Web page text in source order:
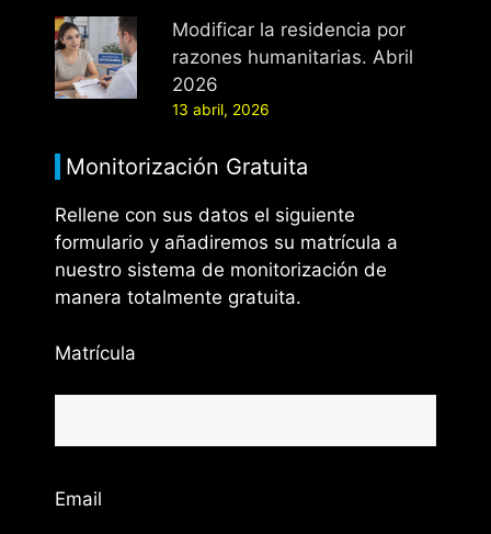
Modificar la residencia por
razones humanitarias. Abril
2026
13 abril, 2026
Monitorización Gratuita
Rellene con sus datos el siguiente
formulario y añadiremos su matrícula a
nuestro sistema de monitorización de
manera totalmente gratuita.
Matrícula
Email